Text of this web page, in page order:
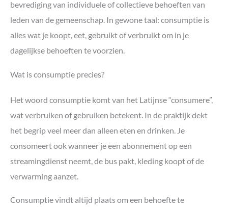
bevrediging van individuele of collectieve behoeften van
leden van de gemeenschap. In gewone taal: consumptie is
alles wat je koopt, eet, gebruikt of verbruikt om in je
dagelijkse behoeften te voorzien.
Wat is consumptie precies?
Het woord consumptie komt van het Latijnse “consumere”,
wat verbruiken of gebruiken betekent. In de praktijk dekt
het begrip veel meer dan alleen eten en drinken. Je
consomeert ook wanneer je een abonnement op een
streamingdienst neemt, de bus pakt, kleding koopt of de
verwarming aanzet.
Consumptie vindt altijd plaats om een behoefte te